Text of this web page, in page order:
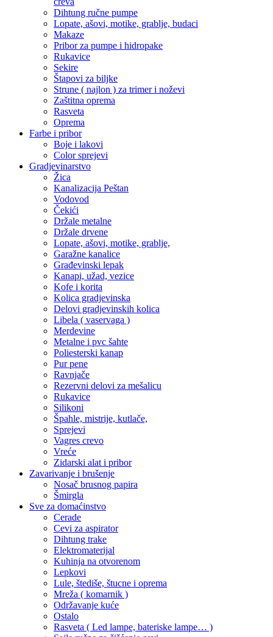
Dihtung ručne pumpe
Lopate, ašovi, motike, grablje, budaci
Makaze
Pribor za pumpe i hidropake
Rukavice
Sekire
Štapovi za biljke
Strune ( najlon ) za trimer i noževi
Zaštitna oprema
Rasveta
Oprema
Farbe i pribor
Boje i lakovi
Color sprejevi
Gradjevinarstvo
Žica
Kanalizacija Peštan
Vodovod
Čekići
Držale metalne
Držale drvene
Lopate, ašovi, motike, grablje,
Garažne kanalice
Građevinski lepak
Kanapi, užad, vezice
Kofe i korita
Kolica gradjevinska
Delovi gradjevinskih kolica
Libela ( vaservaga )
Merdevine
Metalne i pvc šahte
Poliesterski kanap
Pur pene
Ravnjače
Rezervni delovi za mešalicu
Rukavice
Silikoni
Špahle, mistrije, kutlače,
Sprejevi
Vagres crevo
Vreće
Zidarski alat i pribor
Zavarivanje i brušenje
Nosač brusnog papira
Šmirgla
Sve za domaćinstvo
Cerade
Cevi za aspirator
Dihtung trake
Elektromaterijal
Kuhinja na otvorenom
Lepkovi
Lule, štediše, štucne i oprema
Mreža ( komarnik )
Održavanje kuće
Ostalo
Rasveta ( Led lampe, bateriske lampe… )